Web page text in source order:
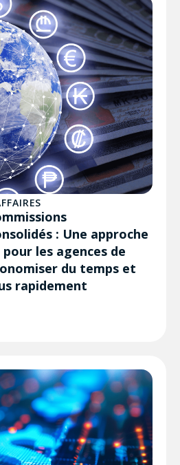
: Une approche
les agences de
du temps et
rapidement